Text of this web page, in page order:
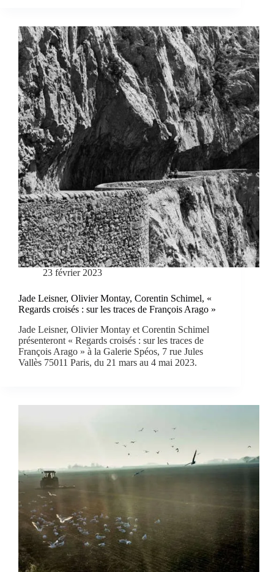
23 février 2023
Jade Leisner, Olivier Montay, Corentin Schimel, «
Regards croisés : sur les traces de François Arago »
Jade Leisner, Olivier Montay et Corentin Schimel
présenteront « Regards croisés : sur les traces de
François Arago » à la Galerie Spéos, 7 rue Jules
Vallès 75011 Paris, du 21 mars au 4 mai 2023.